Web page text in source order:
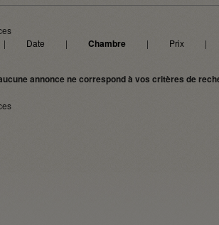
| Date | Chambre | Prix |
annonce ne correspond à vos critères de